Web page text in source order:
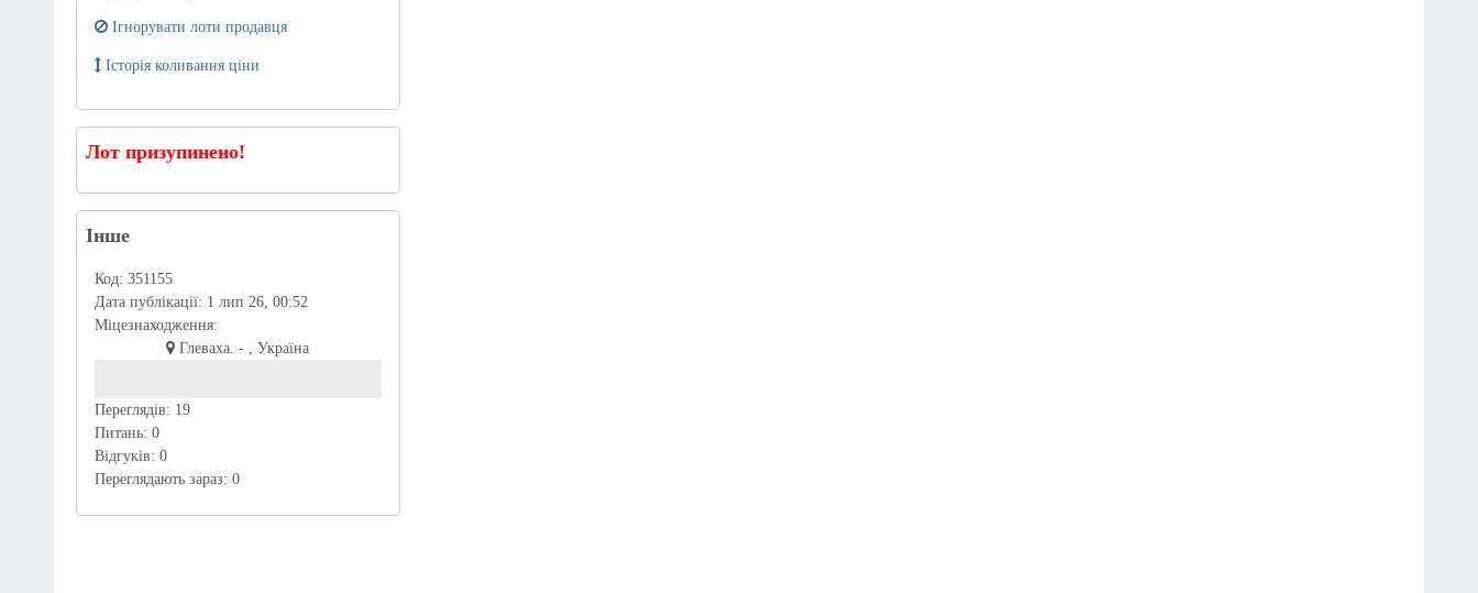
Ігнорувати лоти продавця
Історія коливання ціни
Лот призупинено!
Інше
Код: 351155
Дата публікації: 1 лип 26, 00:52
Міцезнаходження:
Глеваха. - , Україна
Переглядів: 19
Питань: 0
Відгуків: 0
Переглядають зараз: 0